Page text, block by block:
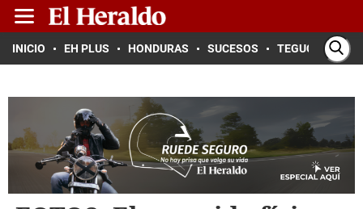
INICIO EH PLUS HONDURAS SUCESOS TEGUCIGALPA